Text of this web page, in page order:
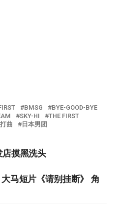
BMSG
BYE-GOOD-BYE
SKY-HI
THE FIRST
曲 日本男团
摸黑洗头
马短片《请别挂断》 角